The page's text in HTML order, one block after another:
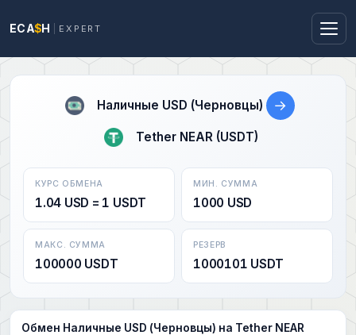
ECA$H EXPERT
Наличные USD (Черновцы) →
Tether NEAR (USDT)
КУРС ОБМЕНА
1.04 USD = 1 USDT
МИН. СУММА
1000 USD
МАКС. СУММА
100000 USDT
РЕЗЕРВ
1000101 USDT
Обмен Наличные USD (Черновцы) на Tether NEAR